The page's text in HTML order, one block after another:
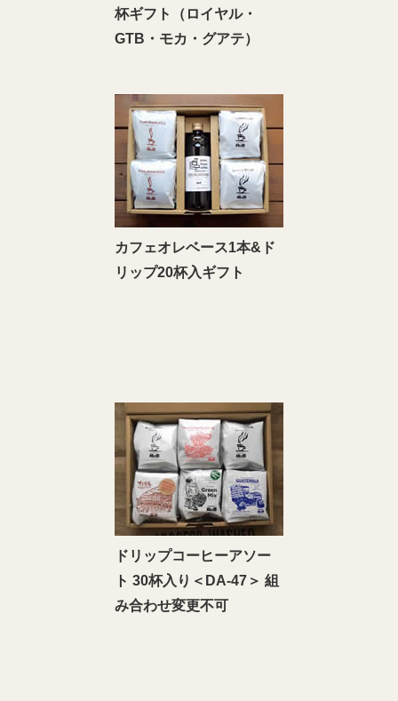
杯ギフト（ロイヤル・
GTB・モカ・グアテ）
カフェオレベース1本&ド
リップ20杯入ギフト
ドリップコーヒーアソー
ト 30杯入り＜DA-47＞ 組
み合わせ変更不可